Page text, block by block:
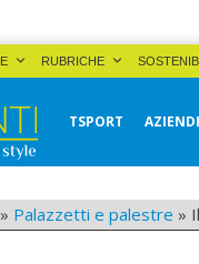
RUBRICHE
TSPORT
» Palazzetti e palestre »